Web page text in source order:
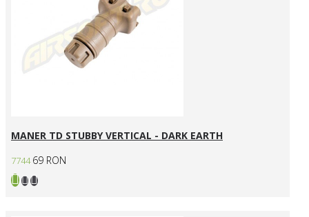
MANER TD STUBBY VERTICAL - DARK EARTH
7744 69 RON